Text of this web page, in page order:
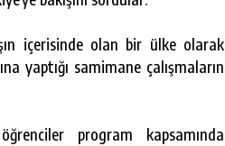
içerisinde olan bir ülke olarak
yaptığı samimane çalışmaların
program kapsamında